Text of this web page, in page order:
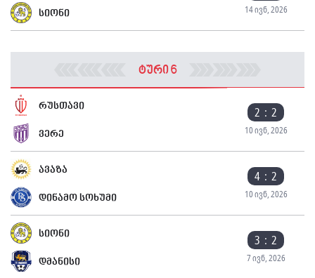
14 ივნ, 2026
სიონი
ტური 6
რუსთავი 2 : 2
10 ივნ, 2026
ვერე
ავაზა 4 : 2
10 ივნ, 2026
დინამო სოხუმი
სიონი 3 : 2
7 ივნ, 2026
დმანისი